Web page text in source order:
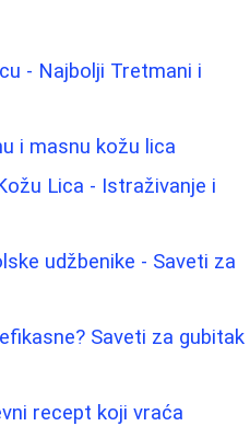
- Najbolji Tretmani i
i masnu kožu lica
Lica - Istraživanje i
udžbenike - Saveti za
Saveti za gubitak
recept koji vraća